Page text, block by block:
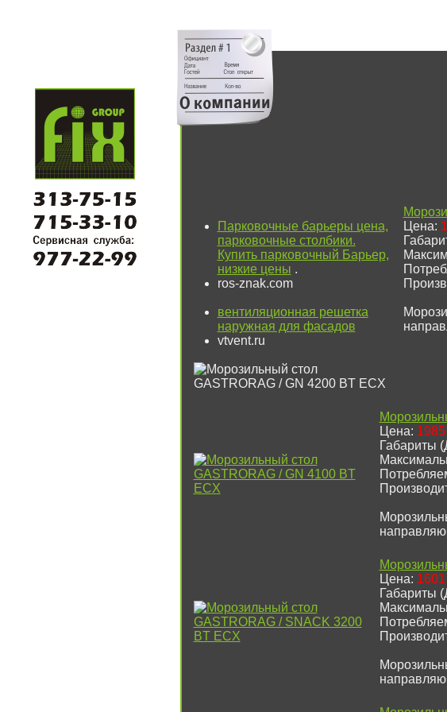
Парковочные барьеры цена,
парковочные столбики.
Купить парковочный Барьер,
низкие цены .
ros-znak.com
вентиляционная решетка
наружная для фасадов
vtvent.ru
Цена:
Цена: 1985
Габариты
Цена: 1601
Габариты